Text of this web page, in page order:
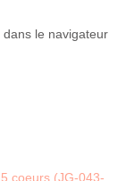
le navigateur